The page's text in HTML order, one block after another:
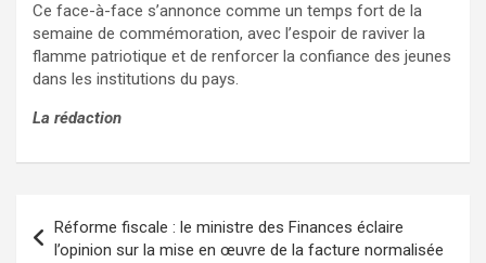
Ce face-à-face s’annonce comme un temps fort de la
semaine de commémoration, avec l’espoir de raviver la
flamme patriotique et de renforcer la confiance des jeunes
dans les institutions du pays.
La rédaction
de
Réforme fiscale : le ministre des Finances éclaire
l’opinion sur la mise en œuvre de la facture normalisée